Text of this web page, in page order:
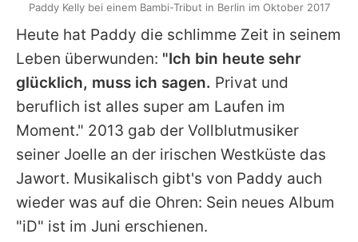
Heute hat Paddy die schlimme Zeit in seinem
Leben überwunden: "Ich bin heute sehr
glücklich, muss ich sagen. Privat und
beruflich ist alles super am Laufen im
Moment." 2013 gab der Vollblutmusiker
seiner Joelle an der irischen Westküste das
Jawort. Musikalisch gibt's von Paddy auch
wieder was auf die Ohren: Sein neues Album
"iD" ist im Juni erschienen.
Paddy Kelly bei einem Bambi-Tribut in Berlin im Oktober 2017